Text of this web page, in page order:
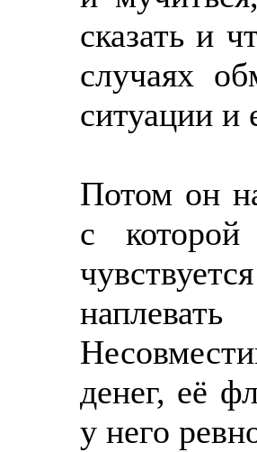
сказать и
случаях
ситуации и
Потом он
с
денег, её
у него